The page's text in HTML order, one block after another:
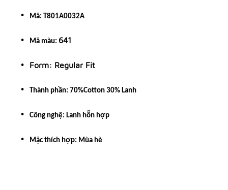
Mã: T801A0032A
Mã màu: 641
Form: Regular Fit
Thành phần: 70%Cotton 30% Lanh
Công nghệ: Lanh hỗn hợp
Mặc thích hợp: Mùa hè